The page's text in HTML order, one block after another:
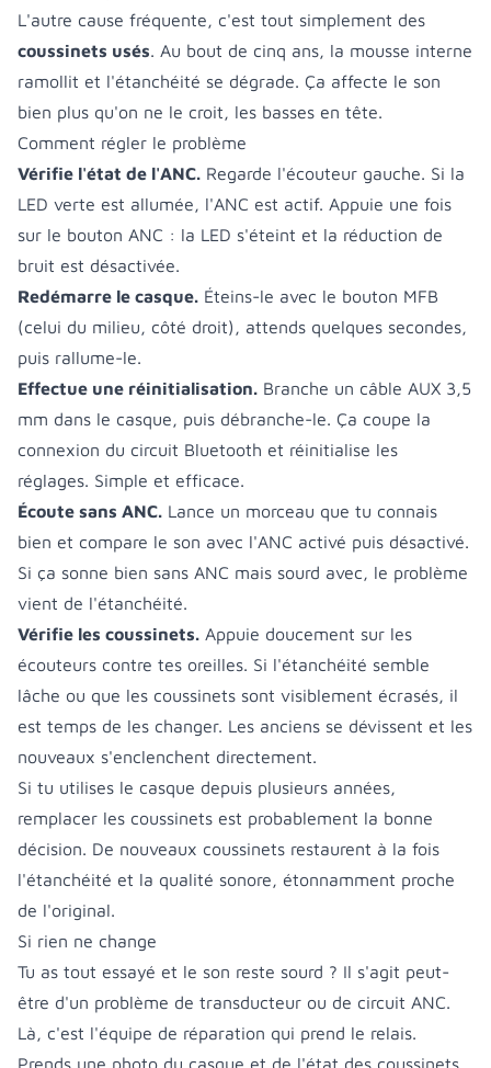
L'autre cause fréquente, c'est tout simplement des
coussinets usés. Au bout de cinq ans, la mousse interne
ramollit et l'étanchéité se dégrade. Ça affecte le son
bien plus qu'on ne le croit, les basses en tête.
Comment régler le problème
Vérifie l'état de l'ANC. Regarde l'écouteur gauche. Si la
LED verte est allumée, l'ANC est actif. Appuie une fois
sur le bouton ANC : la LED s'éteint et la réduction de
bruit est désactivée.
Redémarre le casque. Éteins-le avec le bouton MFB
(celui du milieu, côté droit), attends quelques secondes,
puis rallume-le.
Effectue une réinitialisation. Branche un câble AUX 3,5
mm dans le casque, puis débranche-le. Ça coupe la
connexion du circuit Bluetooth et réinitialise les
réglages. Simple et efficace.
Écoute sans ANC. Lance un morceau que tu connais
bien et compare le son avec l'ANC activé puis désactivé.
Si ça sonne bien sans ANC mais sourd avec, le problème
vient de l'étanchéité.
Vérifie les coussinets. Appuie doucement sur les
écouteurs contre tes oreilles. Si l'étanchéité semble
lâche ou que les coussinets sont visiblement écrasés, il
est temps de les changer. Les anciens se dévissent et les
nouveaux s'enclenchent directement.
Si tu utilises le casque depuis plusieurs années,
remplacer les coussinets est probablement la bonne
décision. De nouveaux coussinets restaurent à la fois
l'étanchéité et la qualité sonore, étonnamment proche
de l'original.
Si rien ne change
Tu as tout essayé et le son reste sourd ? Il s'agit peut-
être d'un problème de transducteur ou de circuit ANC.
Là, c'est l'équipe de réparation qui prend le relais.
Prends une photo du casque et de l'état des coussinets